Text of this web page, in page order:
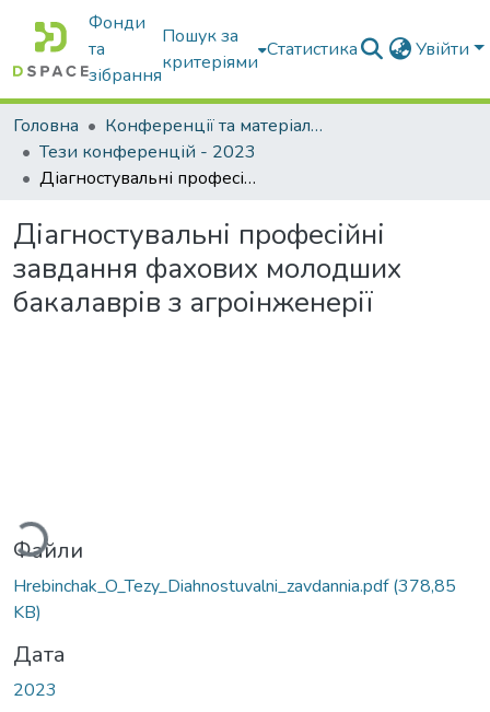
Фонди
та
зібрання
Пошук за
критеріями
Статистика Увійти
Головна
Конференції та матеріали конференцій
Тези конференцій - 2023
Діагностувальні професійні завдання фахових молодших бакалаврів з агроінженерії
Діагностувальні професійні
завдання фахових молодших
бакалаврів з агроінженерії
Файли
Hrebinchak_O_Tezy_Diahnostuvalni_zavdannia.pdf(378,85
KB)
Дата
2023